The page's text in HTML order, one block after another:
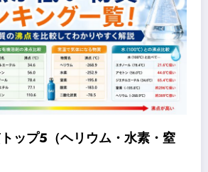
ップ5（ヘリウム・水素・窒